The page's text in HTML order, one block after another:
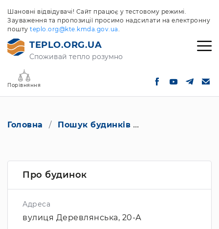
Шановні відвідувачі! Сайт працює у тестовому режимі.
Зауваження та пропозиції просимо надсилати на електронну
пошту teplo.org@kte.kmda.gov.ua.
TEPLO.ORG.UA
Споживай тепло розумно
Порівняння
Головна Пошук будинків
Про будинок
Адреса
вулиця Деревлянська, 20-А